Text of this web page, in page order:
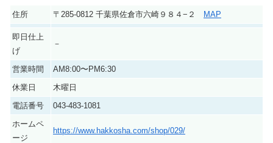
住所 〒285-0812 千葉県佐倉市六崎９８４−２ MAP
即日仕上
げ
－
営業時間
AM8:00〜PM6:30
休業日
木曜日
電話番号
043-483-1081
ホームペ
ージ
https://www.hakkosha.com/shop/029/